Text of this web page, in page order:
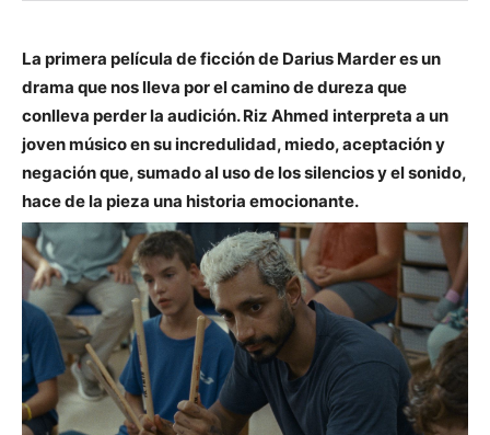
La primera película de ficción de Darius Marder es un
drama que nos lleva por el camino de dureza que
conlleva perder la audición. Riz Ahmed interpreta a un
joven músico en su incredulidad, miedo, aceptación y
negación que, sumado al uso de los silencios y el sonido,
hace de la pieza una historia emocionante.